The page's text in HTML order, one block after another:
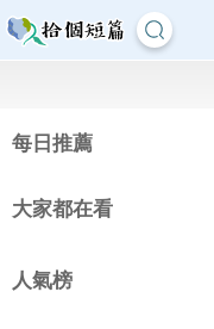
每日推薦
大家都在看
人氣榜